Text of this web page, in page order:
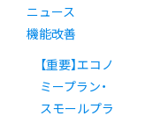
ニュース
機能改善
【重要】エコノ
ミープラン・
スモールプラ